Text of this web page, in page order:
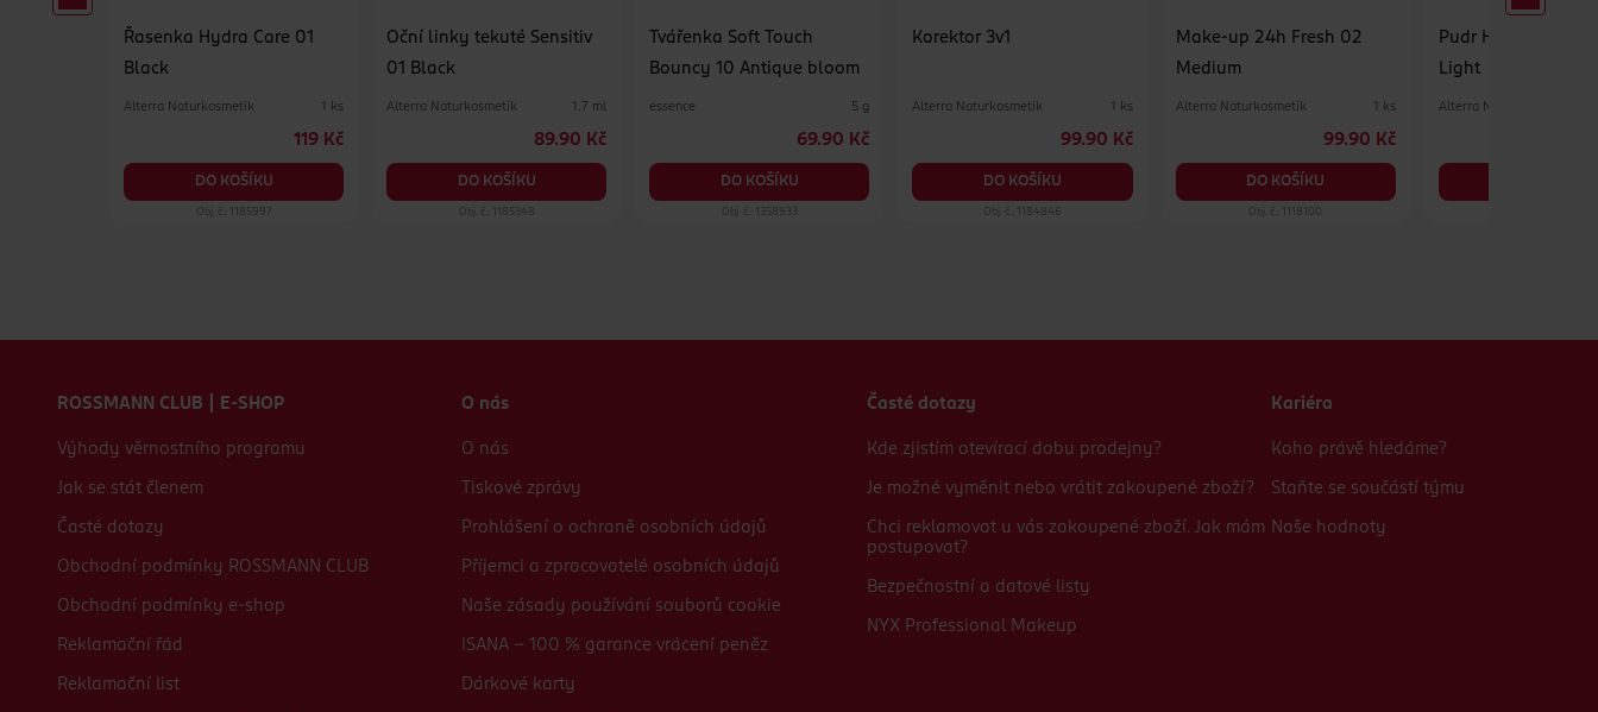
Řasenka Hydra Care 01
Black
Alterra Naturkosmetik 1 ks
119 Kč
DO KOŠÍKU
Obj. č.: 1185997
Oční linky tekuté Sensitiv
01 Black
Alterra Naturkosmetik 1.7 ml
89.90 Kč
DO KOŠÍKU
Obj. č.: 1185348
Tvářenka Soft Touch
Bouncy 10 Antique bloom
essence 5 g
69.90 Kč
DO KOŠÍKU
Obj. č.: 1358933
Korektor 3v1
Alterra Naturkosmetik 1 ks
99.90 Kč
DO KOŠÍKU
Obj. č.: 1184846
Make-up 24h Fresh 02
Medium
Alterra Naturkosmetik 1 ks
99.90 Kč
DO KOŠÍKU
Obj. č.: 1118100
Pudr Hyaluron
Light
Alterra Naturkosmetik
ROSSMANN CLUB | E-SHOP
Výhody věrnostního programu
Jak se stát členem
Časté dotazy
Obchodní podmínky ROSSMANN CLUB
Obchodní podmínky e-shop
Reklamační řád
Reklamační list
O nás
O nás
Tiskové zprávy
Prohlášení o ochraně osobních údajů
Příjemci a zpracovatelé osobních údajů
Naše zásady používání souborů cookie
ISANA - 100 % garance vrácení peněz
Dárkové karty
Časté dotazy
Kde zjistím otevírací dobu prodejny?
Je možné vyměnit nebo vrátit zakoupené zboží?
Chci reklamovat u vás zakoupené zboží. Jak mám
postupovat?
Bezpečnostní a datové listy
NYX Professional Makeup
Kariéra
Koho právě hledáme?
Staňte se součástí týmu
Naše hodnoty